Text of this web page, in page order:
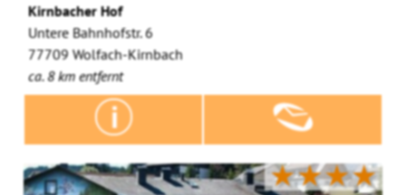
Kirnbacher Hof
Untere Bahnhofstr. 6
77709 Wolfach-Kirnbach
ca. 8 km entfernt
★★★★